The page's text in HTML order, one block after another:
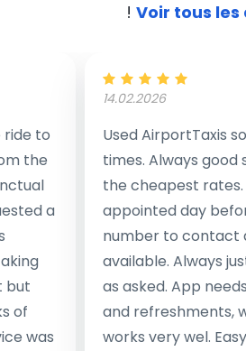
! Voir tous les
to
the
a
but
of
was
14.02.2026
Used AirportTaxis
times. Always good
the cheapest
appointed day
number to contact
available. Always
as asked. App
and refreshments,
works very wel.